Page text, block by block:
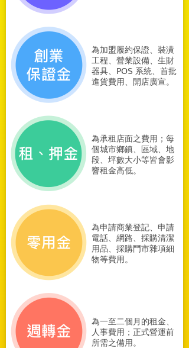
為加盟履約保證、裝潢
工程、營業設備、生財
器具、POS 系統、首批
進貨費用、開店廣宣。
為承租店面之費用；每
個城市鄉鎮、區域、地
段、坪數大小等皆會影
響租金高低。
為申請商業登記、申請
電話、網路、採購清潔
用品、採購門市雜項細
物等費用。
為一至二個月的租金、
人事費用；正式營運前
所需之備用。